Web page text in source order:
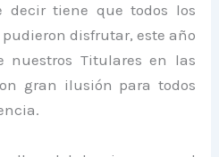
decir tiene que todos los
disfrutar, este año
nuestros Titulares en las
gran ilusión para todos